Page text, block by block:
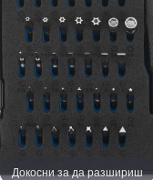
Докосни за да разшириш